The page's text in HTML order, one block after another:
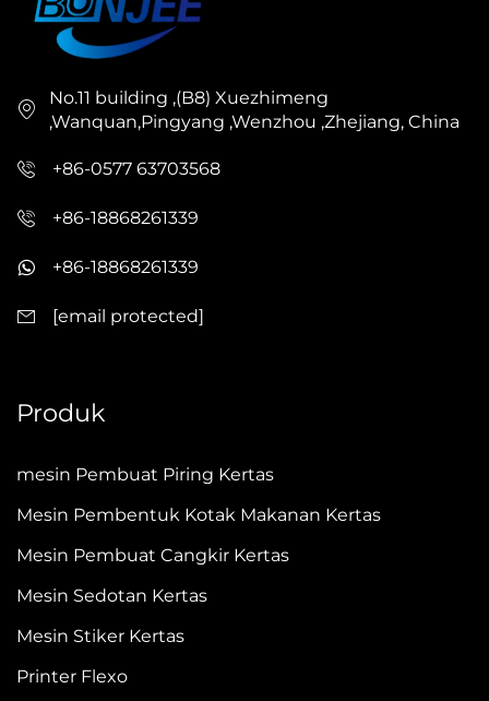
No.11 building ,(B8) Xuezhimeng
,Wanquan,Pingyang ,Wenzhou ,Zhejiang, China
+86-0577 63703568
+86-18868261339
+86-18868261339
[email protected]
Produk
mesin Pembuat Piring Kertas
Mesin Pembentuk Kotak Makanan Kertas
Mesin Pembuat Cangkir Kertas
Mesin Sedotan Kertas
Mesin Stiker Kertas
Printer Flexo